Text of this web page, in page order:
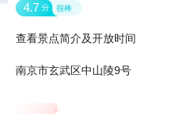
4.7 分 很棒
查看景点简介及开放时间
南京市玄武区中山陵9号